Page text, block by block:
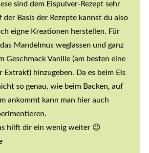
sind dem Eispulver-Rezept sehr
der Basis der Rezepte kannst du also
eigne Kreationen herstellen. Für
Mandelmus weglassen und ganz
Geschmack Vanille (am besten eine
Extrakt) hinzugeben. Da es beim Eis
so genau, wie beim Backen, auf
ankommt kann man hier auch
hilft dir ein wenig weiter 😉